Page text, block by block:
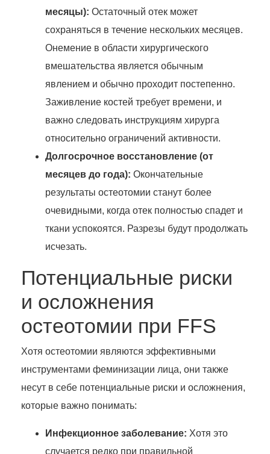
месяцы): Остаточный отек может
сохраняться в течение нескольких месяцев.
Онемение в области хирургического
вмешательства является обычным
явлением и обычно проходит постепенно.
Заживление костей требует времени, и
важно следовать инструкциям хирурга
относительно ограничений активности.
Долгосрочное восстановление (от
месяцев до года): Окончательные
результаты остеотомии станут более
очевидными, когда отек полностью спадет и
ткани успокоятся. Разрезы будут продолжать
исчезать.
Потенциальные риски
и осложнения
остеотомии при FFS
Хотя остеотомии являются эффективными
инструментами феминизации лица, они также
несут в себе потенциальные риски и осложнения,
которые важно понимать:
Инфекционное заболевание: Хотя это
случается редко при правильной